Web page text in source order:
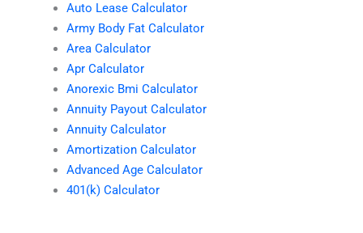
Auto Lease Calculator
Army Body Fat Calculator
Area Calculator
Apr Calculator
Anorexic Bmi Calculator
Annuity Payout Calculator
Annuity Calculator
Amortization Calculator
Advanced Age Calculator
401(k) Calculator